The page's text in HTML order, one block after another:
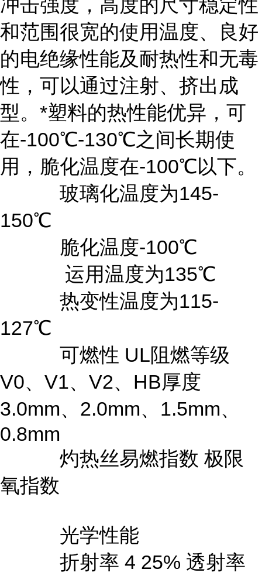
冲击强度，高度的尺寸稳定性
和范围很宽的使用温度、良好
的电绝缘性能及耐热性和无毒
性，可以通过注射、挤出成
型。*塑料的热性能优异，可
在-100℃-130℃之间长期使
用，脆化温度在-100℃以下。
玻璃化温度为145-
150℃
脆化温度-100℃
运用温度为135℃
热变性温度为115-
127℃
可燃性 UL阻燃等级
V0、V1、V2、HB厚度
3.0mm、2.0mm、1.5mm、
0.8mm
灼热丝易燃指数 极限
氧指数
光学性能
折射率 4 25% 透射率